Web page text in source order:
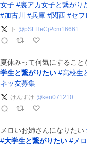
女子 #裏アカ女子と繋がり
#加古川 #兵庫 #関西 #セフ
ト @pSLHeCjPcm16661
夏休みって何気にするこ
学生と繋がりたい #高校生
ネッ友募集
けんすけ @ ken071210
メロいお姉さんになりたい
#大学生と繋がりたい # メ